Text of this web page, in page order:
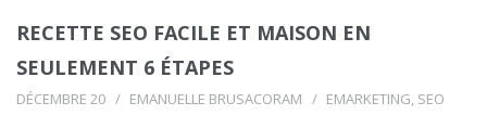
RECETTE SEO FACILE ET MAISON EN
SEULEMENT 6 ÉTAPES
DÉCEMBRE 20 EMANUELLE BRUSACORAM EMARKETING, SEO